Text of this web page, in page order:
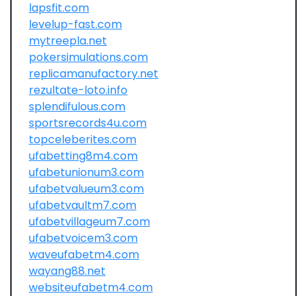
lapsfit.com
levelup-fast.com
mytreepla.net
pokersimulations.com
replicamanufactory.net
rezultate-loto.info
splendifulous.com
sportsrecords4u.com
topceleberites.com
ufabetting8m4.com
ufabetunionum3.com
ufabetvalueum3.com
ufabetvaultm7.com
ufabetvillageum7.com
ufabetvoicem3.com
waveufabetm4.com
wayang88.net
websiteufabetm4.com